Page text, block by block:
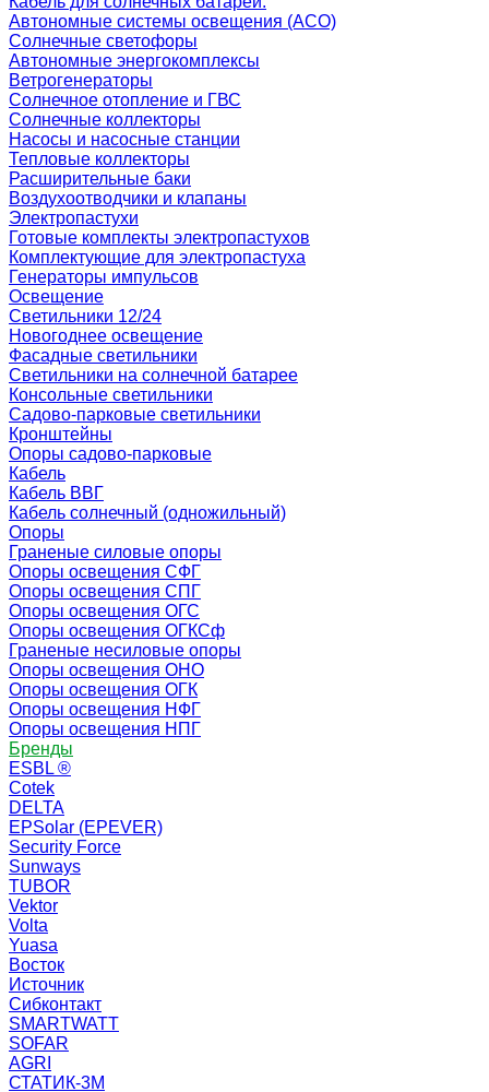
Автономные системы освещения (АСО)
Солнечные светофоры
Автономные энергокомплексы
Ветрогенераторы
Солнечное отопление и ГВС
Солнечные коллекторы
Насосы и насосные станции
Тепловые коллекторы
Расширительные баки
Воздухоотводчики и клапаны
Электропастухи
Готовые комплекты электропастухов
Комплектующие для электропастуха
Генераторы импульсов
Освещение
Светильники 12/24
Новогоднее освещение
Фасадные светильники
Светильники на солнечной батарее
Консольные светильники
Садово-парковые светильники
Кронштейны
Опоры садово-парковые
Кабель
Кабель ВВГ
Кабель солнечный (одножильный)
Опоры
Граненые силовые опоры
Опоры освещения СФГ
Опоры освещения СПГ
Опоры освещения ОГС
Опоры освещения ОГКСф
Граненые несиловые опоры
Опоры освещения ОНО
Опоры освещения ОГК
Опоры освещения НФГ
Опоры освещения НПГ
Бренды
ESBL ®
Cotek
DELTA
EPSolar (EPEVER)
Security Force
Sunways
TUBOR
Vektor
Volta
Yuasa
Восток
Источник
Сибконтакт
SMARTWATT
SOFAR
AGRI
СТАТИК-3М